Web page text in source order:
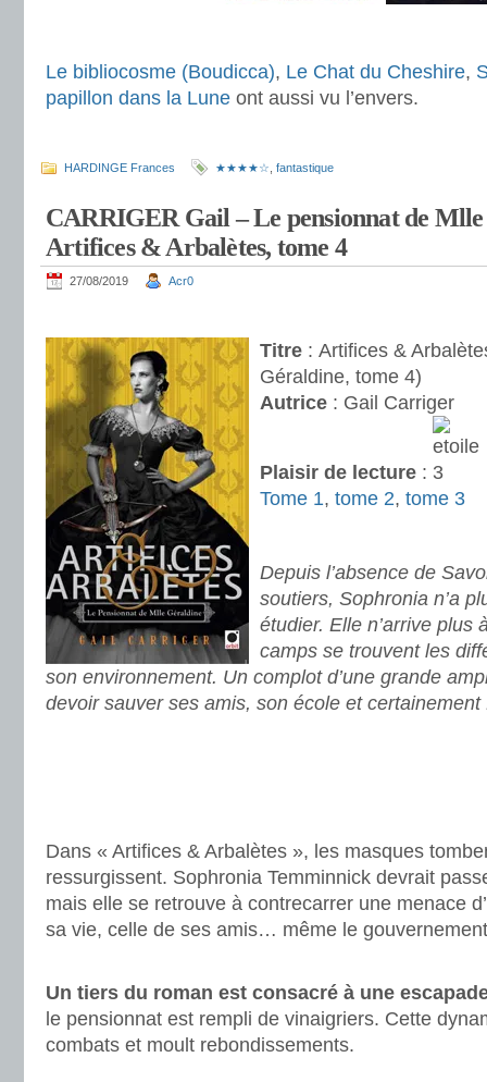
Le bibliocosme (Boudicca), Le Chat du Cheshire,
papillon dans la Lune ont aussi vu l’envers.
HARDINGE Frances ★★★★☆ fantastique
CARRIGER Gail – Le pensionnat de
Artifices & Arbalètes, tome 4
27/08/2019 Acr0
Titre : Artifices &
Géraldine, tome 4)
Autrice : Gail Carriger
Plaisir de lecture :
Tome 1, tome 2, tome 3
Depuis l’absence de
soutiers, Sophronia n’a
étudier. Elle n’arrive plus
camps se trouvent les
son environnement. Un complot d’une grande
devoir sauver ses amis, son école et
Dans « Artifices & Arbalètes », les masques
ressurgissent. Sophronia Temminnick devrait
mais elle se retrouve à contrecarrer une menace
sa vie, celle de ses amis… même le
Un tiers du roman est consacré à une
le pensionnat est rempli de vinaigriers. Cette
combats et moult rebondissements.